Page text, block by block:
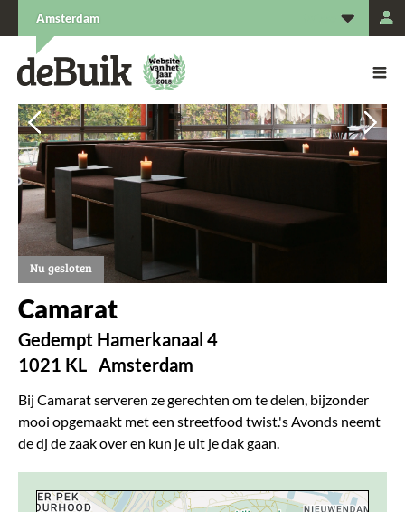
Vorige
Vorige
Nu gesloten
Camarat
Gedempt Hamerkanaal 4
1021 KL Amsterdam
Bij Camarat serveren ze gerechten om te delen, bijzonder
mooi opgemaakt met een streetfood twist.'s Avonds neemt
de dj de zaak over en kun je uit je dak gaan.
Amsterdam
De Buik van {city: city}
De Buik